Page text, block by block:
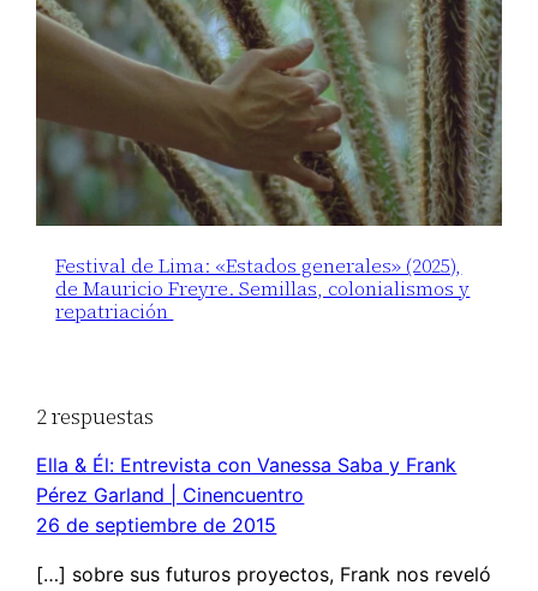
Festival de Lima: «Estados generales» (2025),
de Mauricio Freyre. Semillas, colonialismos y
repatriación
2 respuestas
Ella & Él: Entrevista con Vanessa Saba y Frank
Pérez Garland | Cinencuentro
26 de septiembre de 2015
[…] sobre sus futuros proyectos, Frank nos reveló